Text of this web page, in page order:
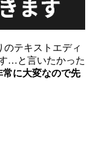
のテキストエディ
…と言いたかった
に大変なので先